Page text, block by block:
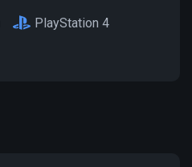
PlayStation 4